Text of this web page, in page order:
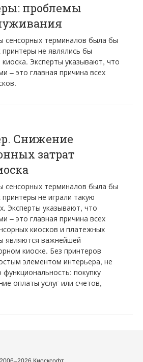
проблемы
сенсорных терминалов была бы
не являлись бы
Эксперты указывают, что
– это главная причина всех
Снижение
затрат
сенсорных терминалов была бы
не играли такую
Эксперты указывают, что
– это главная причина всех
киосков и платежных
являются важнейшей
киоске. Без принтеров
элементом интерьера, не
покупку
оплаты услуг или счетов,